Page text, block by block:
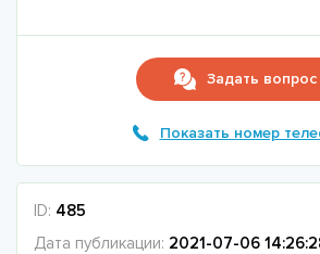
Задать вопрос
Показать номер
ID: 485
Дата публикации: 2021-07-06